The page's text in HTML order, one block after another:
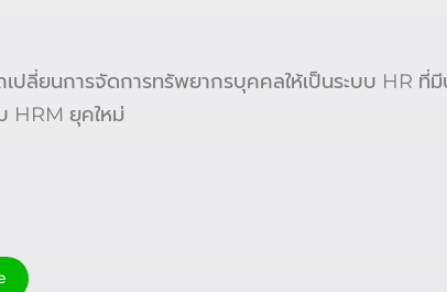
ลี่ยนการจัดการทรัพยากรบุคคลให้เป็นระบบ HR
HRM ยุคใหม่